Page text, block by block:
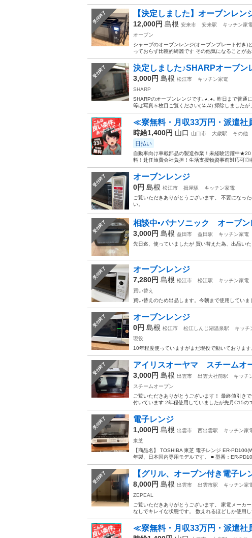
受付終了 【決定しました】オーブンレン
12,000円 島根 安来市 安来駅
キッチン家
オーブン
シャープのオーブンレンジ(オーブンプレート付き)
っておらず比較的綺麗です その他気になることが
受付終了 決定しました♪SHARPオーブン
3,000円 島根 松江市
キッチン家電
SHARP
SHARPのオーブンレンジです｡⁠◕⁠‿⁠◕⁠｡ 昨日まで普通
等は写真５枚目ご覧ください(⁠ ⁠ꈍ⁠ᴗ⁠ꈍ⁠) 掃除しましたが
≪寮無料・月収33万円・派遣社
時給1,400円 山口 山口市 大歳駅 その他
日払い
自動車向け車載部品の製造作業！未経験活躍中
料！赴任旅費会社負担！生活支援物資事前対応可◎
受付終了 オーブンレンジ
0円 島根 松江市 揖屋駅
キッチン家電
ご覧いただきありがとうございます。 不要になっ
い。
受付終了 相談中▪️パナソニック オーブン
3,000円 島根 益田市 益田駅
キッチン家電
先日迄、使っていましたが 買い替えた為、出品い
受付終了 オーブンレンジ
7,280円 島根 松江市 松江駅
キッチン家電
買い替え
買い替えのため出品します。今朝まで使用してい
受付終了 オーブンレンジ
0円 島根 松江市 松江しんじ湖温泉駅
キッチ
現役
10年程度使っていますがまだ現役で動いておりま
受付終了 アイリスオーヤマ スチーム
3,000円 島根 出雲市 出雲大社前駅
キッチ
スチームオーブン
ご覧いただきありがとうございます！ 最終値引き
付いています 2年程使用していましたが先月C15の
受付終了 電子レンジ
1,000円 島根 出雲市 西出雲駅
キッチン家
東芝
【商品名】 TOSHIBA 東芝 電子レンジ ER-
年製、日本国内専用モデルです。 ■ 型番：ER-
受付終了 【グリル、オーブン付き電子
8,000円 島根 出雲市 出雲市駅
キッチン家
ZEPEAL
ご覧いただきありがとうございます。 家電メーカ
なしでキレイな状態です。 数えれるほどしか使用
≪寮無料・月収33万円・派遣社